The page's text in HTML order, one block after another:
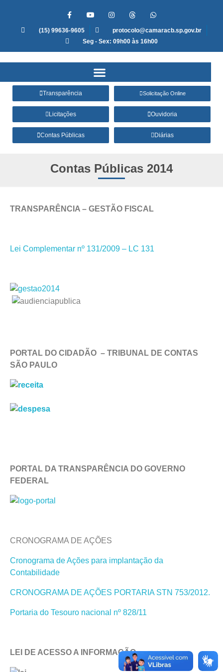
(15) 99636-9605
protocolo@camaracb.sp.gov.br
Seg - Sex: 09h00 às 16h00
Transparência Solicitação Online
Licitações Ouvidoria
Contas Públicas Diárias
Contas Públicas 2014
TRANSPARÊNCIA – GESTÃO FISCAL
Lei Complementar nº 131/2009 – LC 131
PORTAL DO CIDADÃO – TRIBUNAL DE CONTAS
SÃO PAULO
PORTAL DA TRANSPARÊNCIA DO GOVERNO
FEDERAL
CRONOGRAMA DE AÇÕES
Cronograma de Ações para implantação da
Contabilidade
CRONOGRAMA DE AÇÕES PORTARIA STN 753/2012.
Portaria do Tesouro nacional nº 828/11
LEI DE ACESSO A INFORMAÇÃO